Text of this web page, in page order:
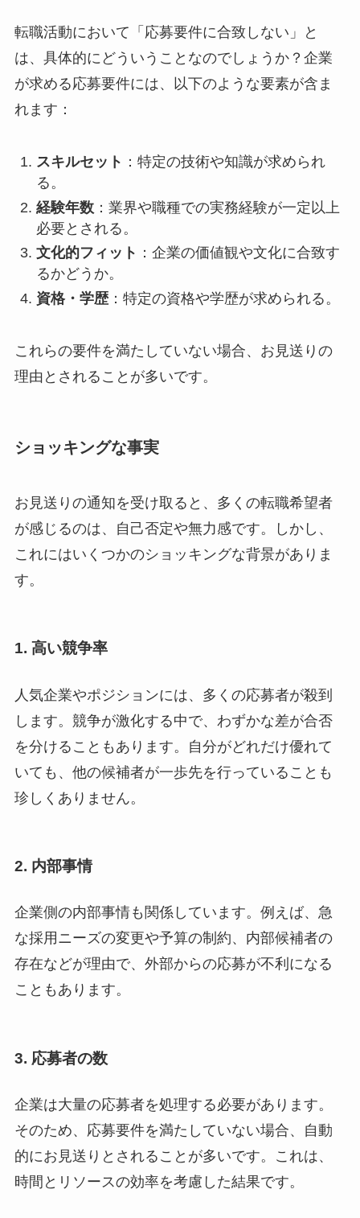
転職活動において「応募要件に合致しない」と
は、具体的にどういうことなのでしょうか？企業
が求める応募要件には、以下のような要素が含ま
れます：
スキルセット ：特定の技術や知識が求められ
る。
経験年数：業界や職種での実務経験が一定以上
必要とされる。
文化的フィット ：企業の価値観や文化に合致す
るかどうか。
資格・学歴：特定の資格や学歴が求められる。
これらの要件を満たしていない場合、お見送りの
理由とされることが多いです。
ショッキングな事実
お見送りの通知を受け取ると、多くの転職希望者
が感じるのは、自己否定や無力感です。しかし、
これにはいくつかのショッキングな背景がありま
す。
1. 高い競争率
人気企業やポジションには、多くの応募者が殺到
します。競争が激化する中で、わずかな差が合否
を分けることもあります。自分がどれだけ優れて
いても、他の候補者が一歩先を行っていることも
珍しくありません。
2. 内部事情
企業側の内部事情も関係しています。例えば、急
な採用ニーズの変更や予算の制約、内部候補者の
存在などが理由で、外部からの応募が不利になる
こともあります。
3. 応募者の数
企業は大量の応募者を処理する必要があります。
そのため、応募要件を満たしていない場合、自動
的にお見送りとされることが多いです。これは、
時間とリソースの効率を考慮した結果です。